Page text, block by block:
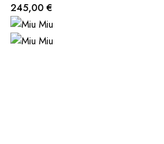
245,00 €